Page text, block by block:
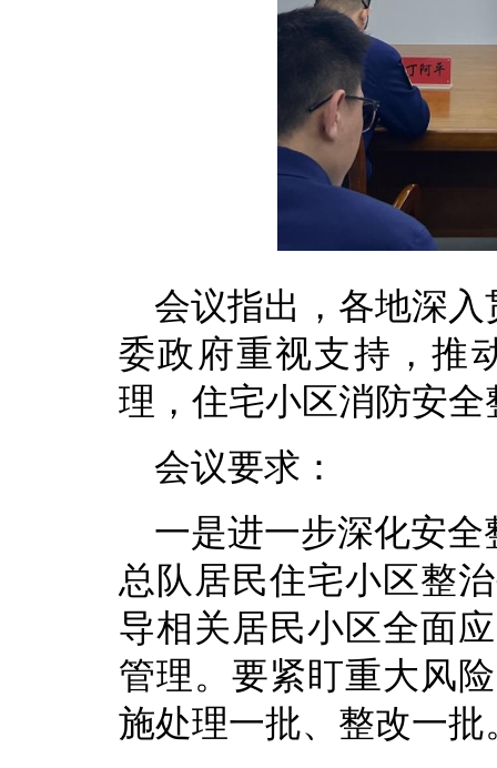
会议指出，各地深入
委政府重视支持，推
理，住宅小区消防安
会议要求：
一是进一步深化安
总队居民住宅小区整
导相关居民小区全面
管理。要紧盯重大风
施处理一批、整改一批